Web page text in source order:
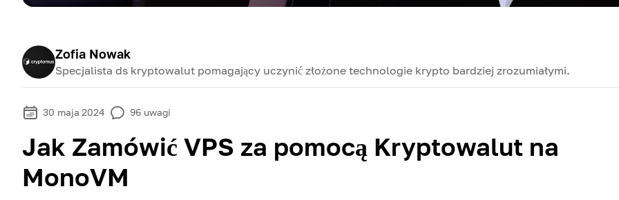
Zofia Nowak
Specjalista ds kryptowalut pomagający uczynić złożone technologie krypto bardziej zrozumiałymi.
30 maja 2024 96 uwagi
Jak Zamówić VPS za pomocą Kryptowalut na
MonoVM